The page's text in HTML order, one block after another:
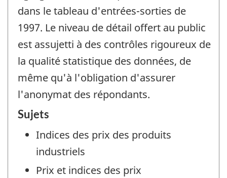
dans le tableau d'entrées-sorties de
1997. Le niveau de détail offert au public
est assujetti à des contrôles rigoureux de
la qualité statistique des données, de
même qu'à l'obligation d'assurer
l'anonymat des répondants.
Sujets
Indices des prix des produits
industriels
Prix et indices des prix